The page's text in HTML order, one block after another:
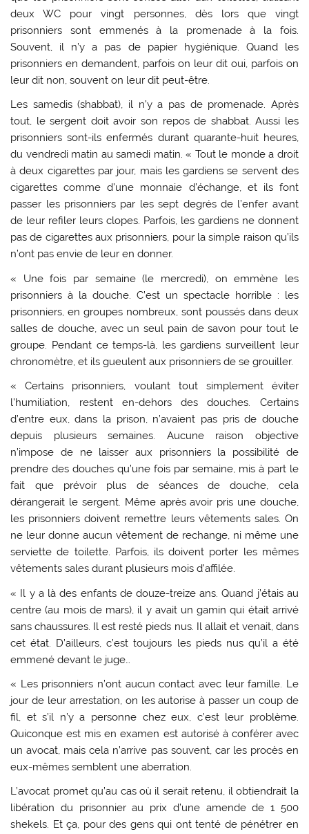
deux WC pour vingt personnes, dès lors que vingt
prisonniers sont emmenés à la promenade à la fois.
Souvent, il n’y a pas de papier hygiénique. Quand les
prisonniers en demandent, parfois on leur dit oui, parfois on
leur dit non, souvent on leur dit peut-être.
Les samedis (shabbat), il n’y a pas de promenade. Après
tout, le sergent doit avoir son repos de shabbat. Aussi les
prisonniers sont-ils enfermés durant quarante-huit heures,
du vendredi matin au samedi matin. « Tout le monde a droit
à deux cigarettes par jour, mais les gardiens se servent des
cigarettes comme d’une monnaie d’échange, et ils font
passer les prisonniers par les sept degrés de l’enfer avant
de leur refiler leurs clopes. Parfois, les gardiens ne donnent
pas de cigarettes aux prisonniers, pour la simple raison qu’ils
n’ont pas envie de leur en donner.
« Une fois par semaine (le mercredi), on emmène les
prisonniers à la douche. C’est un spectacle horrible : les
prisonniers, en groupes nombreux, sont poussés dans deux
salles de douche, avec un seul pain de savon pour tout le
groupe. Pendant ce temps-là, les gardiens surveillent leur
chronomètre, et ils gueulent aux prisonniers de se grouiller.
« Certains prisonniers, voulant tout simplement éviter
l’humiliation, restent en-dehors des douches. Certains
d’entre eux, dans la prison, n’avaient pas pris de douche
depuis plusieurs semaines. Aucune raison objective
n’impose de ne laisser aux prisonniers la possibilité de
prendre des douches qu’une fois par semaine, mis à part le
fait que prévoir plus de séances de douche, cela
dérangerait le sergent. Même après avoir pris une douche,
les prisonniers doivent remettre leurs vêtements sales. On
ne leur donne aucun vêtement de rechange, ni même une
serviette de toilette. Parfois, ils doivent porter les mêmes
vêtements sales durant plusieurs mois d’affilée.
« Il y a là des enfants de douze-treize ans. Quand j’étais au
centre (au mois de mars), il y avait un gamin qui était arrivé
sans chaussures. Il est resté pieds nus. Il allait et venait, dans
cet état. D’ailleurs, c’est toujours les pieds nus qu’il a été
emmené devant le juge…
« Les prisonniers n’ont aucun contact avec leur famille. Le
jour de leur arrestation, on les autorise à passer un coup de
fil, et s’il n’y a personne chez eux, c’est leur problème.
Quiconque est mis en examen est autorisé à conférer avec
un avocat, mais cela n’arrive pas souvent, car les procès en
eux-mêmes semblent une aberration.
L’avocat promet qu’au cas où il serait retenu, il obtiendrait la
libération du prisonnier au prix d’une amende de 1 500
shekels. Et ça, pour des gens qui ont tenté de pénétrer en